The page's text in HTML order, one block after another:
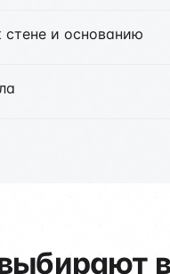
стене и основанию